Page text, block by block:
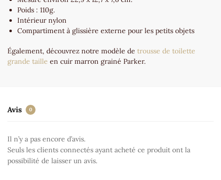
Poids : 110g.
Intérieur nylon
Compartiment à glissière externe pour les petits objets
Également, découvrez notre modèle de trousse de toilette
grande taille en cuir marron grainé Parker.
Avis 0
Il n’y a pas encore d’avis.
Seuls les clients connectés ayant acheté ce produit ont la
possibilité de laisser un avis.